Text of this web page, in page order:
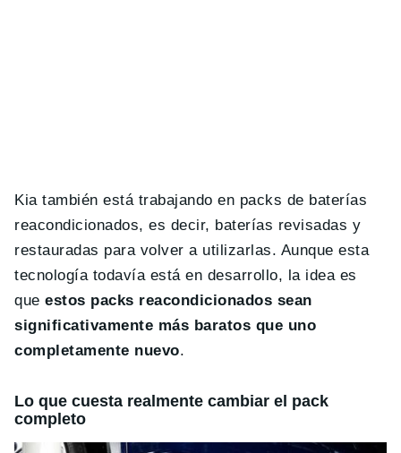
Kia también está trabajando en packs de baterías
reacondicionados, es decir, baterías revisadas y
restauradas para volver a utilizarlas. Aunque esta
tecnología todavía está en desarrollo, la idea es
queestos packs reacondicionados sean
significativamente más baratos que uno
completamente nuevo.
Lo que cuesta realmente cambiar el pack
completo